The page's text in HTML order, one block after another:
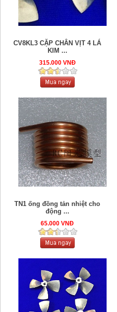
CV8KL3 CẶP CHÂN VỊT 4 LÁ
KIM ...
315.000 VNĐ
TN1 ống đồng tản nhiệt cho
động ...
65.000 VNĐ